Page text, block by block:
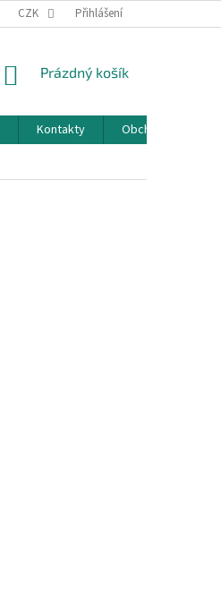
CZK Přihlášení
NÁKUPNÍ
Prázdný košík
Kontakty
Obchodní